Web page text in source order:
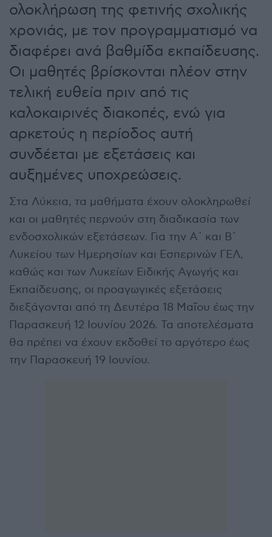
ολοκλήρωση της φετινής σχολικής
χρονιάς, με τον προγραμματισμό να
διαφέρει ανά βαθμίδα εκπαίδευσης.
Οι μαθητές βρίσκονται πλέον στην
τελική ευθεία πριν από τις
καλοκαιρινές διακοπές, ενώ για
αρκετούς η περίοδος αυτή
συνδέεται με εξετάσεις και
αυξημένες υποχρεώσεις.
Στα Λύκεια, τα μαθήματα έχουν ολοκληρωθεί
και οι μαθητές περνούν στη διαδικασία των
ενδοσχολικών εξετάσεων. Για την Α΄ και Β΄
Λυκείου των Ημερησίων και Εσπερινών ΓΕΛ,
καθώς και των Λυκείων Ειδικής Αγωγής και
Εκπαίδευσης, οι προαγωγικές εξετάσεις
διεξάγονται από τη Δευτέρα 18 Μαΐου έως την
Παρασκευή 12 Ιουνίου 2026. Τα αποτελέσματα
θα πρέπει να έχουν εκδοθεί το αργότερο έως
την Παρασκευή 19 Ιουνίου.